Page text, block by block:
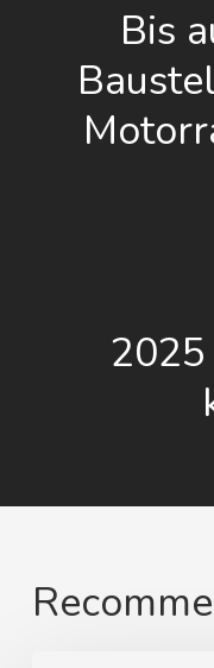
Bis